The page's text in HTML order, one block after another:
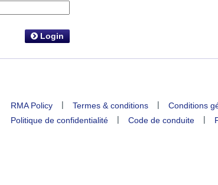
Login
RMA Policy | Termes & conditions | Conditions
Politique de confidentialité
| Code de conduite |